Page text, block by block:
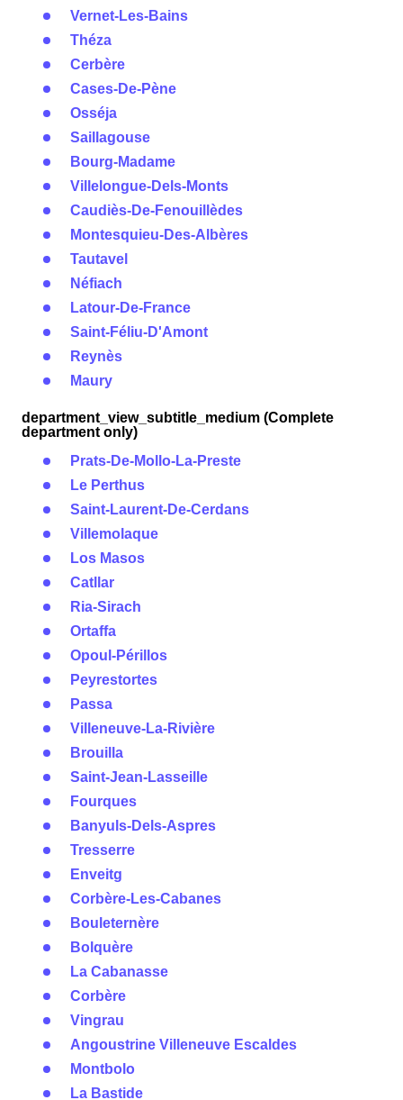
Vernet-Les-Bains
Théza
Cerbère
Cases-De-Pène
Osséja
Saillagouse
Bourg-Madame
Villelongue-Dels-Monts
Caudiès-De-Fenouillèdes
Montesquieu-Des-Albères
Tautavel
Néfiach
Latour-De-France
Saint-Féliu-D'Amont
Reynès
Maury
department_view_subtitle_medium (Complete
department only)
Prats-De-Mollo-La-Preste
Le Perthus
Saint-Laurent-De-Cerdans
Villemolaque
Los Masos
Catllar
Ria-Sirach
Ortaffa
Opoul-Périllos
Peyrestortes
Passa
Villeneuve-La-Rivière
Brouilla
Saint-Jean-Lasseille
Fourques
Banyuls-Dels-Aspres
Tresserre
Enveitg
Corbère-Les-Cabanes
Bouleternère
Bolquère
La Cabanasse
Corbère
Vingrau
Angoustrine Villeneuve Escaldes
Montbolo
La Bastide